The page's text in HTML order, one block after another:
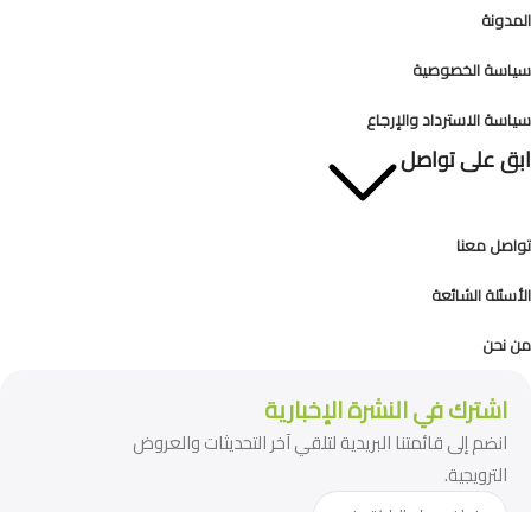
المدونة
سياسة الخصوصية
سياسة الاسترداد والإرجاع
ابق على تواصل
تواصل معنا
الأسئلة الشائعة
من نحن
اشترك في النشرة الإخبارية
انضم إلى قائمتنا البريدية لتلقي آخر التحديثات والعروض
الترويجية.